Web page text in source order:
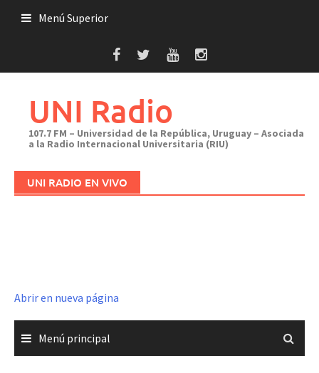
Menú Superior
UNI Radio
107.7 FM – Universidad de la República, Uruguay – Asociada
a la Radio Internacional Universitaria (RIU)
UNI RADIO EN VIVO
Abrir en nueva página
Menú principal